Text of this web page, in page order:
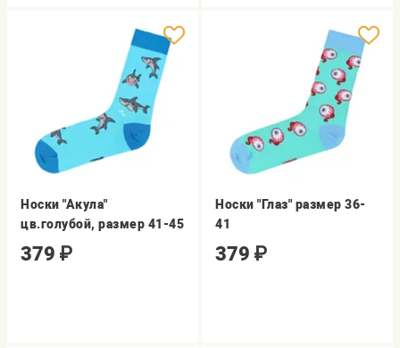
Носки "Акула"
цв.голубой, размер 41-45
379 ₽
Носки "Глаз" размер 36-
41
379 ₽